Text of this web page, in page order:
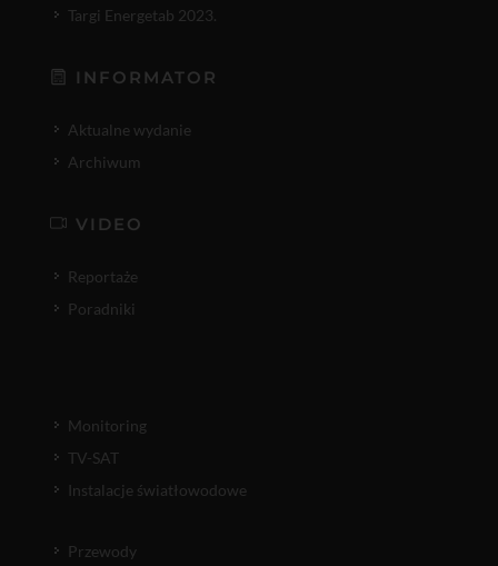
Targi Energetab 2023.
INFORMATOR
Aktualne wydanie
Archiwum
VIDEO
Reportaże
Poradniki
Monitoring
TV-SAT
Instalacje światłowodowe
Przewody